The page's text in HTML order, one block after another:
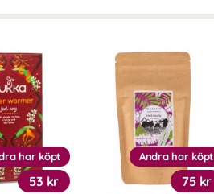
har köpt
53 kr
Andra har köpt
75 kr